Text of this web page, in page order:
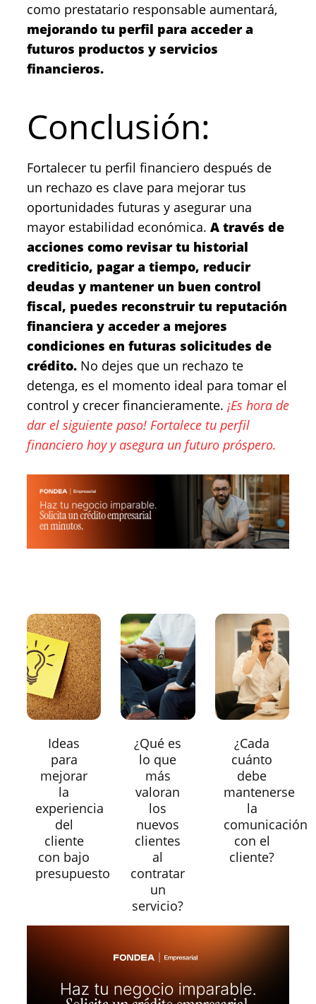
como prestatario responsable aumentará,
mejorando tu perfil para acceder a
futuros productos y servicios
financieros.
Conclusión:
Fortalecer tu perfil financiero después de
un rechazo es clave para mejorar tus
oportunidades futuras y asegurar una
mayor estabilidad económica. A través de
acciones como revisar tu historial
crediticio, pagar a tiempo, reducir
deudas y mantener un buen control
fiscal, puedes reconstruir tu reputación
financiera y acceder a mejores
condiciones en futuras solicitudes de
crédito. No dejes que un rechazo te
detenga, es el momento ideal para tomar el
control y crecer financieramente. ¡Es hora de
dar el siguiente paso! Fortalece tu perfil
financiero hoy y asegura un futuro próspero.
Ideas
para
mejorar
la
experiencia
del
cliente
con bajo
presupuesto
¿Qué es
lo que
más
valoran
los
nuevos
clientes
al
contratar
un
servicio?
¿Cada
cuánto
debe
mantenerse
la
comunicación
con el
cliente?